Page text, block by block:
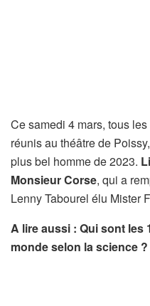
Ce samedi 4 mars, tous
réunis au théâtre de
plus bel homme de 2023.
Monsieur Corse, qui a
Lenny Tabourel élu Mister
A lire aussi : Qui sont les
monde selon la science ?